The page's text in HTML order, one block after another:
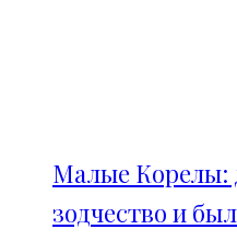
Малые Корелы:
зодчество и